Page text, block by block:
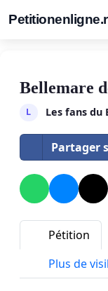
Bellemare
L Les fans du
Partager
Pétition
Plus de